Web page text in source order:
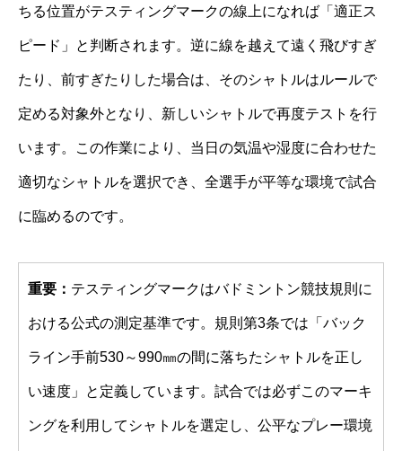
ちる位置がテスティングマークの線上になれば「適正ス
ピード」と判断されます。逆に線を越えて遠く飛びすぎ
たり、前すぎたりした場合は、そのシャトルはルールで
定める対象外となり、新しいシャトルで再度テストを行
います。この作業により、当日の気温や湿度に合わせた
適切なシャトルを選択でき、全選手が平等な環境で試合
に臨めるのです。
重要： テスティングマークはバドミントン競技規則に
おける公式の測定基準です。規則第3条では「バック
ライン手前530～990㎜の間に落ちたシャトルを正し
い速度」と定義しています。試合では必ずこのマーキ
ングを利用してシャトルを選定し、公平なプレー環境